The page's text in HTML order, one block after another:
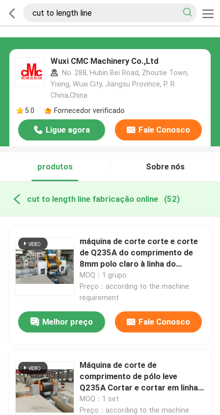
Wuxi CMC Machinery Co.,Ltd
No. 288, Hubin Bei Road, Zhoutie Town,
Yixing, Wuxi City, Jiangsu Province, P. R.
China,China
5.0
Fornecedor verificado
Ligue agora Fale Conosco
produtos Sobre nós
cut to length line fabricação online (52)
máquina de corte corte e corte
de Q235A do comprimento de
8mm polo claro à linha do
comprimento
MOQ：1 grupo
Preço：according to the machine
requirement
Melhor preço Fale Conosco
Máquina de corte de
comprimento de pólo leve
Q235A Cortar e cortar em linha
de comprimento
MOQ：1 set
Preço：according to the machine